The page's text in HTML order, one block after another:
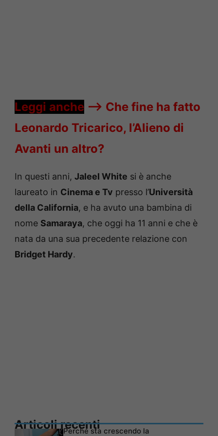
Leggi anche —-> Che fine ha fatto
Leonardo Tricarico, l’Alieno di
Avanti un altro?
In questi anni, Jaleel White si è anche
laureato in Cinema e Tv presso l’Università
della California, e ha avuto una bambina di
nome Samaraya, che oggi ha 11 anni e che è
nata da una sua precedente relazione con
Bridget Hardy.
Articoli recentiPerché sta crescendo la